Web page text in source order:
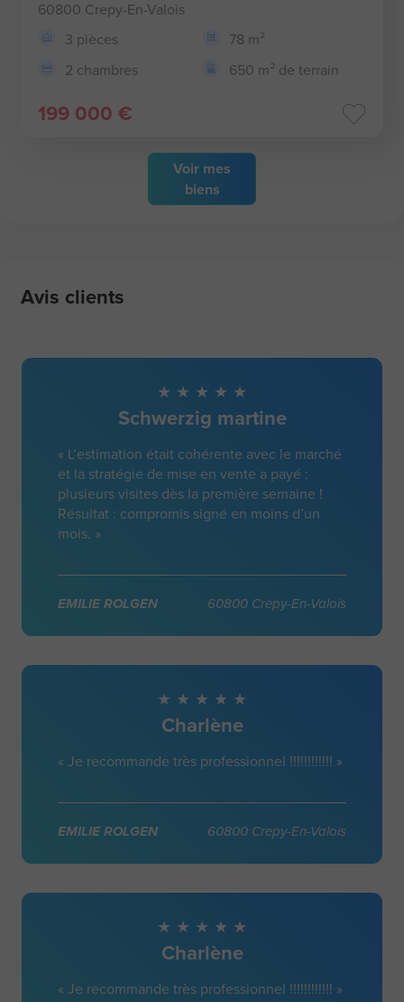
Voir mes
biens
60800 Crepy-En-Valois
3 pièces
78 m²
2 chambres
650 m² de terrain
199 000 €
Avis clients
Schwerzig martine
« L’estimation était cohérente avec le marché
et la stratégie de mise en vente a payé :
plusieurs visites dès la première semaine !
Résultat : compromis signé en moins d’un
mois. »
EMILIE ROLGEN 60800 Crepy-En-Valois
Charlène
« Je recommande très professionnel !!!!!!!!!!!! »
EMILIE ROLGEN 60800 Crepy-En-Valois
Charlène
« Je recommande très professionnel !!!!!!!!!!!! »